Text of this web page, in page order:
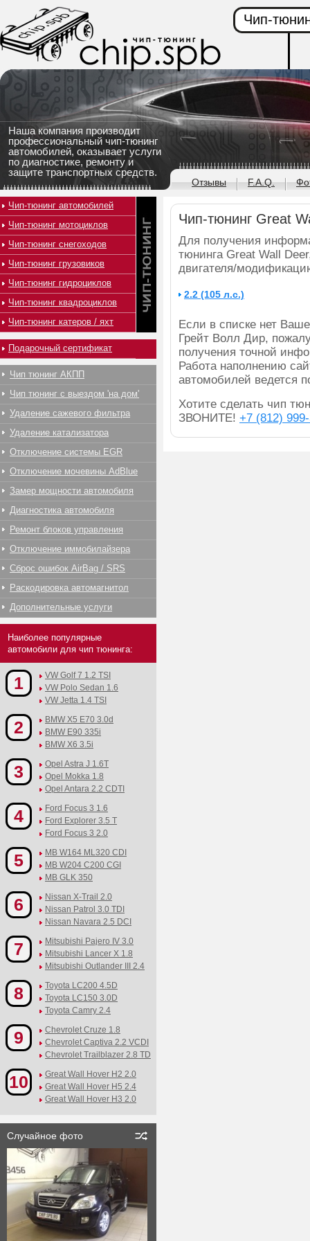
Наша компания производит
профессиональный чип-тюнинг
автомобилей, оказывает услуги
по диагностике, ремонту и
защите транспортных средств.
Чип-
Отзывы F.A.Q.
Чип-тюнинг Great
Для получения
тюнинга Great Wall
двигателя/
2.2 (105 л.с.)
Если в списке нет
Грейт Волл Дир,
получения точной
Работа наполнению
автомобилей ведется
Хотите сделать чип
ЗВОНИТЕ! +7 (812)
Чип-тюнинг автомобилей
Чип-тюнинг мотоциклов
Чип-тюнинг снегоходов
Чип-тюнинг грузовиков
Чип-тюнинг гидроциклов
Чип-тюнинг квадроциклов
Чип-тюнинг катеров / яхт
Подарочный сертификат
Чип тюнинг АКПП
Чип тюнинг с выездом 'на дом'
Удаление сажевого фильтра
Удаление катализатора
Отключение системы EGR
Отключение мочевины AdBlue
Замер мощности автомобиля
Диагностика автомобиля
Ремонт блоков управления
Отключение иммобилайзера
Сброс ошибок AirBag / SRS
Раскодировка автомагнитол
Дополнительные услуги
Наиболее популярные
автомобили для чип тюнинга:
1
VW Golf 7 1.2 TSI
VW Polo Sedan 1.6
VW Jetta 1.4 TSI
2
BMW X5 E70 3.0d
BMW E90 335i
BMW X6 3.5i
3
Opel Astra J 1.6T
Opel Mokka 1.8
Opel Antara 2.2 CDTI
4
Ford Focus 3 1.6
Ford Explorer 3.5 T
Ford Focus 3 2.0
5
MB W164 ML320 CDI
MB W204 C200 CGI
MB GLK 350
6
Nissan X-Trail 2.0
Nissan Patrol 3.0 TDI
Nissan Navara 2.5 DCI
7
Mitsubishi Pajero IV 3.0
Mitsubishi Lancer X 1.8
Mitsubishi Outlander III 2.4
8
Toyota LC200 4.5D
Toyota LC150 3.0D
Toyota Camry 2.4
9
Chevrolet Cruze 1.8
Chevrolet Captiva 2.2 VCDI
Chevrolet Trailblazer 2.8 TD
10
Great Wall Hover H2 2.0
Great Wall Hover H5 2.4
Great Wall Hover H3 2.0
Случайное фото